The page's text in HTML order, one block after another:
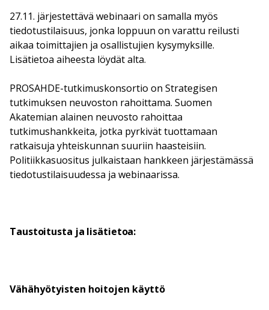
27.11. järjestettävä webinaari on samalla myös
tiedotustilaisuus, jonka loppuun on varattu reilusti
aikaa toimittajien ja osallistujien kysymyksille.
Lisätietoa aiheesta löydät alta.
PROSAHDE-tutkimuskonsortio on Strategisen
tutkimuksen neuvoston rahoittama. Suomen
Akatemian alainen neuvosto rahoittaa
tutkimushankkeita, jotka pyrkivät tuottamaan
ratkaisuja yhteiskunnan suuriin haasteisiin.
Politiikkasuositus julkaistaan hankkeen järjestämässä
tiedotustilaisuudessa ja webinaarissa.
Taustoitusta ja lisätietoa:
Vähähyötyisten hoitojen käyttö